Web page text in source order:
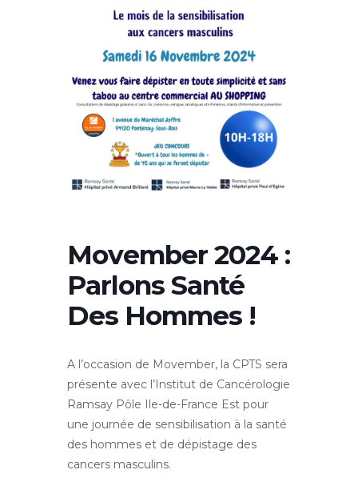
Movember 2024 :
Parlons Santé
Des Hommes !
A l’occasion de Movember, la CPTS sera
présente avec l’Institut de Cancérologie
Ramsay Pôle Ile-de-France Est pour
une journée de sensibilisation à la santé
des hommes et de dépistage des
cancers masculins.